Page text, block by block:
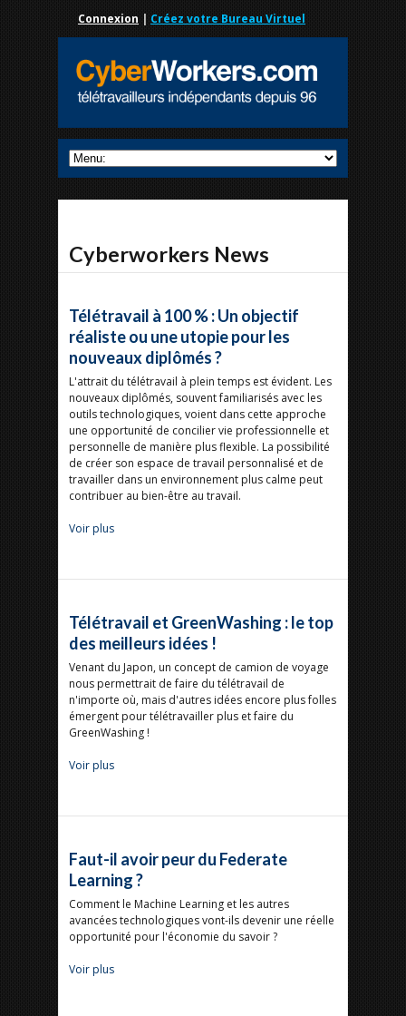
Connexion | Créez votre Bureau Virtuel
Cyberworkers News
Télétravail à 100 % : Un objectif
réaliste ou une utopie pour les
nouveaux diplômés ?
L'attrait du télétravail à plein temps est évident. Les
nouveaux diplômés, souvent familiarisés avec les
outils technologiques, voient dans cette approche
une opportunité de concilier vie professionnelle et
personnelle de manière plus flexible. La possibilité
de créer son espace de travail personnalisé et de
travailler dans un environnement plus calme peut
contribuer au bien-être au travail.
Voir plus
Télétravail et GreenWashing : le top
des meilleurs idées !
Venant du Japon, un concept de camion de voyage
nous permettrait de faire du télétravail de
n'importe où, mais d'autres idées encore plus folles
émergent pour télétravailler plus et faire du
GreenWashing !
Voir plus
Faut-il avoir peur du Federate
Learning ?
Comment le Machine Learning et les autres
avancées technologiques vont-ils devenir une réelle
opportunité pour l'économie du savoir ?
Voir plus